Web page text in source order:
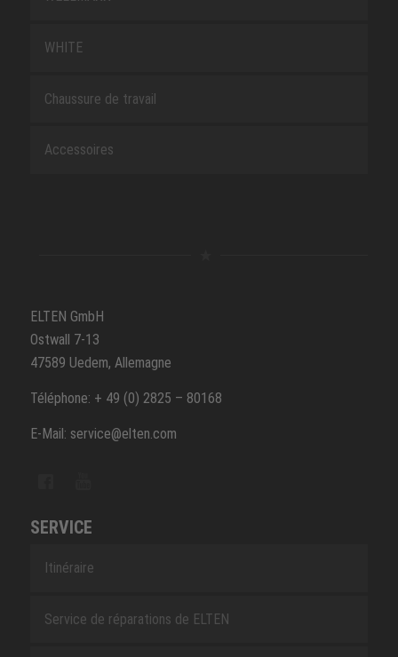
WHITE
Chaussure de travail
Accessoires
ELTEN GmbH
Ostwall 7-13
47589 Uedem, Allemagne
Téléphone: + 49 (0) 2825 – 80168
E-Mail: service@elten.com
SERVICE
Itinéraire
Service de réparations de ELTEN